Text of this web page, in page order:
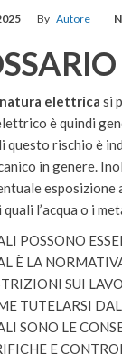
By Autore
elettrica si
è quindi
questo rischio è
in genere.
l’acqua o i
POSSONO
È LA
SUI
TUTELARSI
SONO LE
E